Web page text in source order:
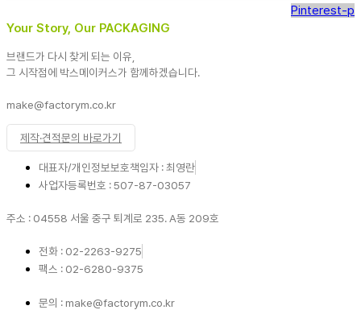
Pinterest-p
Your Story, Our PACKAGING
브랜드가 다시 찾게 되는 이유,
그 시작점에 박스메이커스가 함께하겠습니다.
make@factorym.co.kr
제작·견적문의 바로가기
대표자/개인정보보호책임자 : 최영란
사업자등록번호 : 507-87-03057
주소 : 04558 서울 중구 퇴계로 235. A동 209호
전화 : 02-2263-9275
팩스 : 02-6280-9375
문의 : make@factorym.co.kr